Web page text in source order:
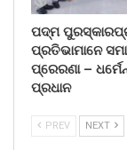
ପଦ୍ମ
ପ୍ରତିଭାମାନେ
ପ୍ରେରଣା –
ପ୍ରଧାନ
PREV NEXT